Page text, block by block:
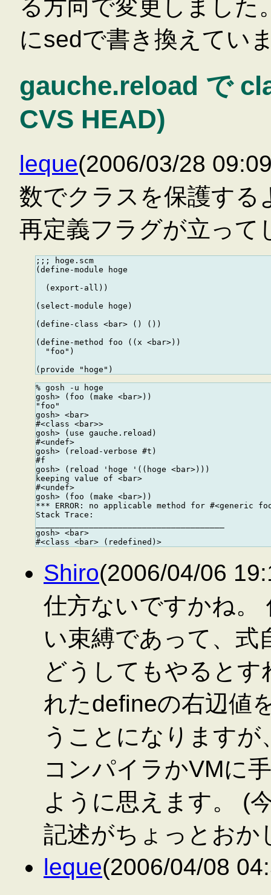
る方向で変更しました
にsedで書き換えてい
gauche.reload で
CVS HEAD)
leque(2006/03/28
数でクラスを保護する
再定義フラグが立って
;;; hoge.scm
(define-module hoge
  (export-all))
(select-module hoge)
(define-class <bar> () ())
(define-method foo ((x <bar>))
  "foo")
% gosh -u hoge
gosh> (foo (make <bar>))
"foo"
gosh> <bar>
#<class <bar>>
gosh> (use gauche.reload)
#<undef>
gosh> (reload-verbose #t)
#f
gosh> (reload 'hoge '((hoge <bar>)))
keeping value of <bar>
#<undef>
gosh> (foo (make <bar>))
*** ERROR: no applicable method for #<generic
Stack Trace:
gosh> <bar>
Shiro(2006/04/06
仕方ないですかね。
い束縛であって、式
どうしてもやると
れたdefineの右辺値
うことになります
コンパイラかVMに
ように思えます。 (
記述がちょっとおか
leque(2006/04/08